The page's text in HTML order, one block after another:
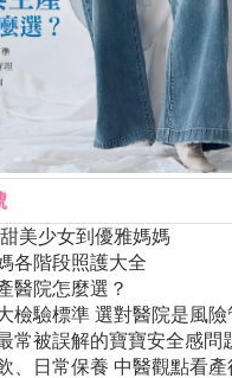
美少女到優雅媽媽
各階段照護大全
醫院怎麼選？
檢驗標準 選對醫院是風險
常被誤解的寶寶安全感問
、日常保養 中醫觀點看產